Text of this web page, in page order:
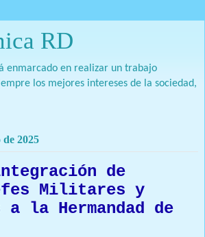
RD
enmarcado en realizar un trabajo
los mejores intereses de la sociedad,
2025
de
Militares y
la Hermandad de